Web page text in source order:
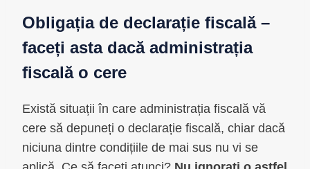
Obligația de declarație fiscală –
faceți asta dacă administrația
fiscală o cere
Există situații în care administrația fiscală vă
cere să depuneți o declarație fiscală, chiar dacă
niciuna dintre condițiile de mai sus nu vi se